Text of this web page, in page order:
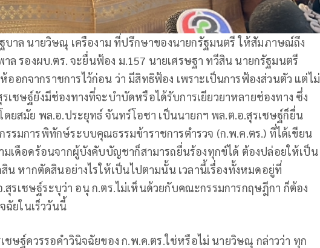
บาล นายวิษณุ เครืองาม ที่ปรึกษาของนายกรัฐมนตรี ให้สัมภาษณ์ถึง
ล รองผบ.ตร. จะยื่นฟ้อง ม.157 นายเศรษฐา ทวีสิน นายกรัฐมนตรี
ออกจากราชการไว้ก่อน ว่า มีสิทธิฟ้อง เพราะเป็นการฟ้องส่วนตัว แต่ไม่
เชษฐ์ยังมีช่องทางที่จะบำบัดหรือได้รับการเยียวยาหลายช่องทาง ซึ่ง
ดยสมัย พล.อ.ประยุทธ์ จันทร์โอชา เป็นนายกฯ พล.ต.อ.สุรเชษฐ์ก็ยื่น
รมการพิทักษ์ระบบคุณธรรมข้าราชการตำรวจ (ก.พ.ค.ตร.) ที่ได้เขียน
ามเดือดร้อนจากผู้บังคับบัญชาก็สามารถยื่นร้องทุกข์ได้ ต้องปล่อยให้เป็น
น หากตัดสินอย่างไรให้เป็นไปตามนั้น เวลานี้เรื่องทั้งหมดอยู่ที่
รเชษฐ์ระบุว่า อนุ ก.ตร.ไม่เห็นด้วยกับคณะกรรมการกฤษฎีกา ก็ต้อง
ฉัยในเร็ววันนี้
ชษฐ์ควรรอคำวินิจฉัยของ ก.พ.ค.ตร.ใช่หรือไม่ นายวิษณุ กล่าวว่า ทุก